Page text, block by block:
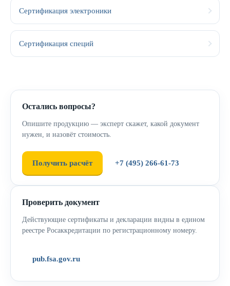
Сертификация электроники
Сертификация специй
Остались вопросы?
Опишите продукцию — эксперт скажет, какой документ
нужен, и назовёт стоимость.
Получить расчёт +7 (495) 266-61-73
Проверить документ
Действующие сертификаты и декларации видны в едином
реестре Росаккредитации по регистрационному номеру.
pub.fsa.gov.ru